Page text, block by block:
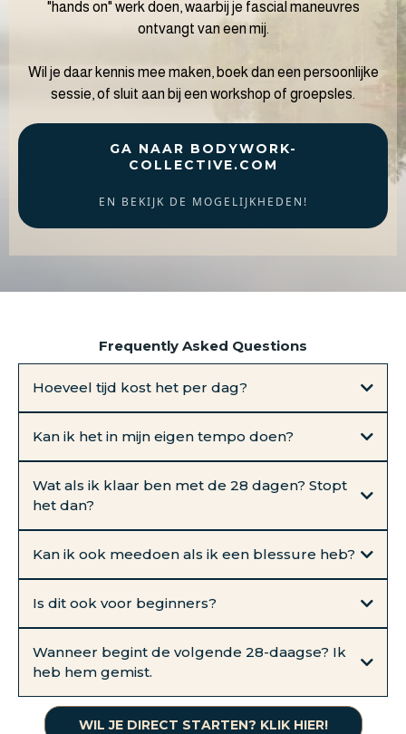
"hands on" werk doen, waarbij je fascial maneuvres
ontvangt van een mij.
Wil je daar kennis mee maken, boek dan een persoonlijke
sessie, of sluit aan bij een workshop of groepsles.
GA NAAR BODYWORK-
COLLECTIVE.COM
EN BEKIJK DE MOGELIJKHEDEN!
Frequently Asked Questions
Hoeveel tijd kost het per dag?
Kan ik het in mijn eigen tempo doen?
Wat als ik klaar ben met de 28 dagen? Stopt
het dan?
Kan ik ook meedoen als ik een blessure heb?
Is dit ook voor beginners?
Wanneer begint de volgende 28-daagse? Ik
heb hem gemist.
WIL JE DIRECT STARTEN? KLIK HIER!